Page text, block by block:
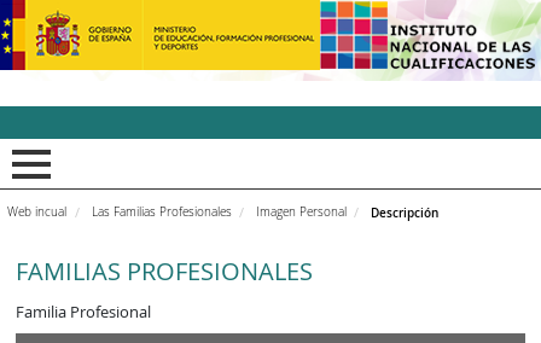
INCUAl - Instituto
Web incual Las Familias Profesionales Imagen Personal Descripción
FAMILIAS PROFESIONALES
Familia Profesional